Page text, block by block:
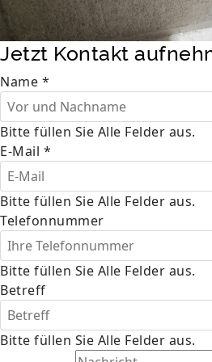
Jetzt Kontakt
Name *
Bitte füllen Sie Alle Felder aus.
E-Mail *
Bitte füllen Sie Alle Felder aus.
Telefonnummer
Bitte füllen Sie Alle Felder aus.
Betreff
Bitte füllen Sie Alle Felder aus.